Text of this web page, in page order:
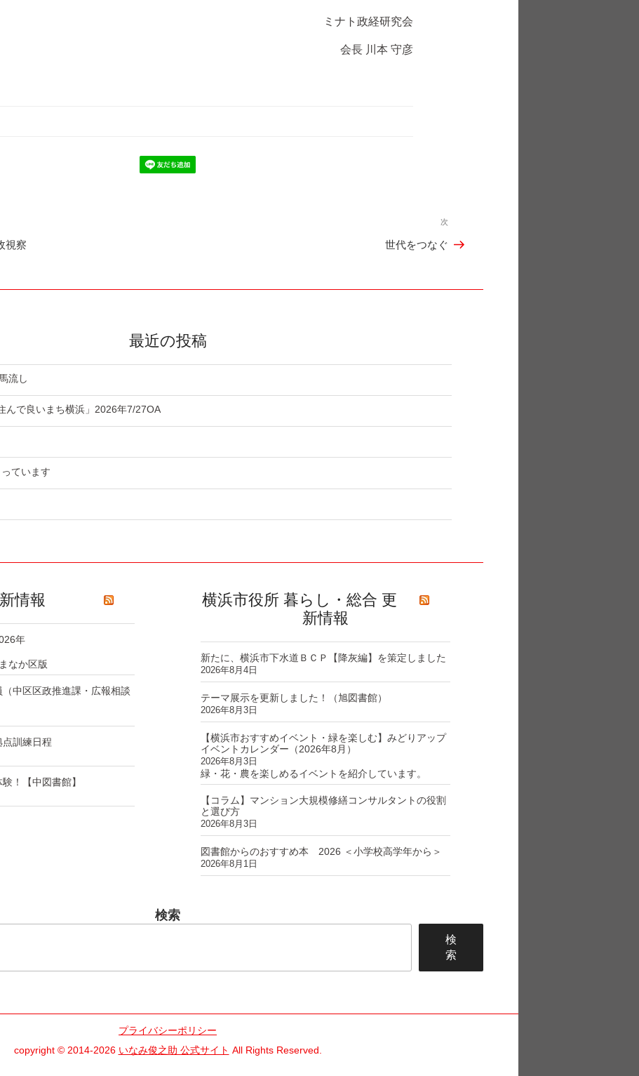
ミナト政経研究会
会長 川本 守彦
視察
次
世代をつなぐ
最近の投稿
流し
んで良いまち横浜」2026年7/27OA
ています
情報
年
なか区版
（中区区政推進課・広報相談
訓練日程
！【中図書館】
横浜市役所 暮らし・総合 更
新情報
新たに、横浜市下水道ＢＣＰ【降灰編】を策定しました
2026年8月4日
テーマ展示を更新しました！（旭図書館）
2026年8月3日
【横浜市おすすめイベント・緑を楽しむ】みどりアップ
イベントカレンダー（2026年8月）
2026年8月3日
緑・花・農を楽しめるイベントを紹介しています。
【コラム】マンション大規模修繕コンサルタントの役割
と選び方
2026年8月3日
図書館からのおすすめ本 2026 ＜小学校高学年から＞
2026年8月1日
検索
検
索
プライバシーポリシー
copyright © 2014-2026 いなみ俊之助 公式サイト All Rights Reserved.